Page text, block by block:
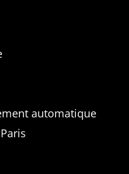
automatique